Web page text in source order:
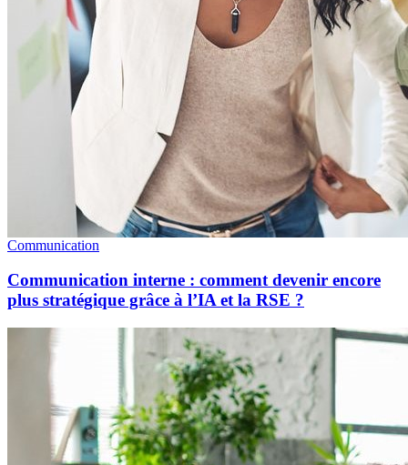
Communication
Communication interne : comment devenir encore
plus stratégique grâce à l’IA et la RSE ?